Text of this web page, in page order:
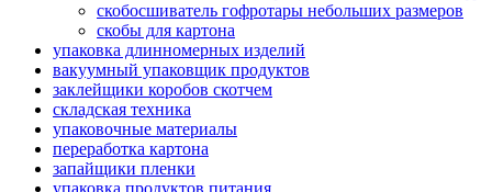
скобосшиватель гофротары небольших размеров
скобы для картона
упаковка длинномерных изделий
вакуумный упаковщик продуктов
заклейщики коробов скотчем
складская техника
упаковочные материалы
переработка картона
запайщики пленки
упаковка продуктов питания